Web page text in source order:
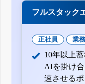
フルスタック
正社員 業
10年以上
AIを掛け
速させるポ